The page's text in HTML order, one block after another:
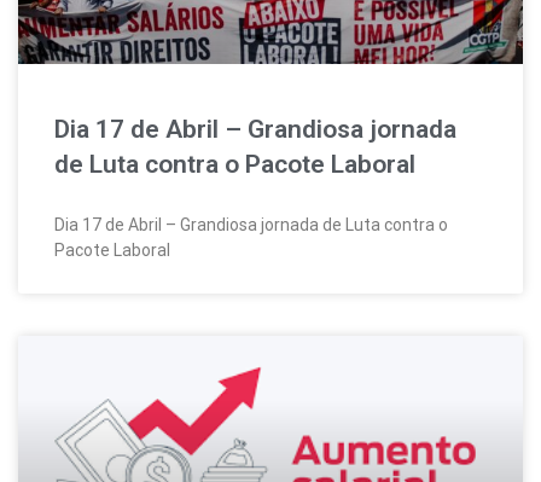
Dia 17 de Abril – Grandiosa jornada
de Luta contra o Pacote Laboral
Dia 17 de Abril – Grandiosa jornada de Luta contra o
Pacote Laboral